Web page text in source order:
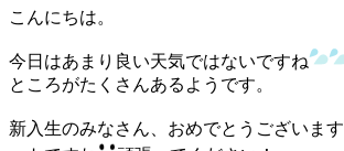
こんにちは。
今日はあまり良い天気ではないですね
ところがたくさんあるようです。
新入生のみなさん、おめでとうございます